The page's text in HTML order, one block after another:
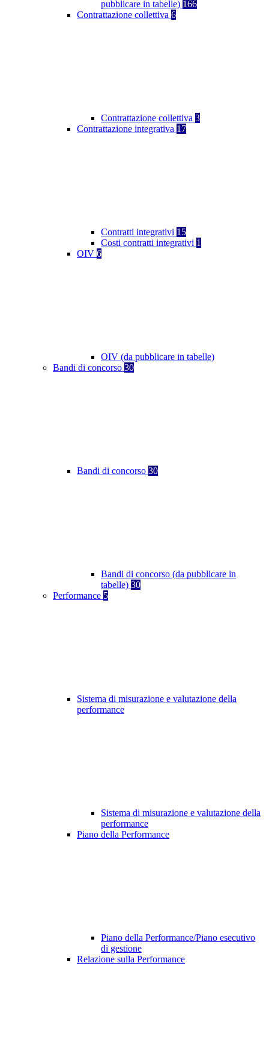
pubblicare in tabelle) 166
Contrattazione collettiva 6
Contrattazione collettiva 3
Contrattazione integrativa 17
Contratti integrativi 15
Costi contratti integrativi 1
OIV 6
OIV (da pubblicare in tabelle)
Bandi di concorso 30
Bandi di concorso 30
Bandi di concorso (da pubblicare in
tabelle) 30
Performance 5
Sistema di misurazione e valutazione della
performance
Sistema di misurazione e valutazione della
performance
Piano della Performance
Piano della Performance/Piano esecutivo
di gestione
Relazione sulla Performance